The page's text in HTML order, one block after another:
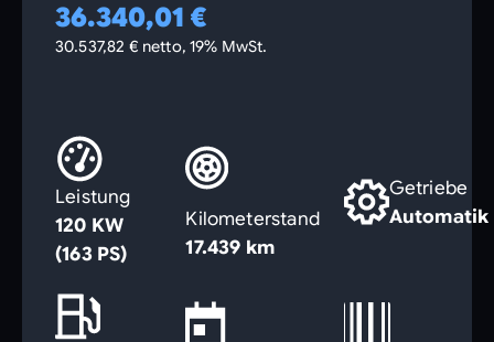
36.340,01 €
30.537,82 € netto, 19% MwSt.
Leistung
120 KW
(163 PS)
Kilometerstand
17.439 km
Getriebe
Automatik